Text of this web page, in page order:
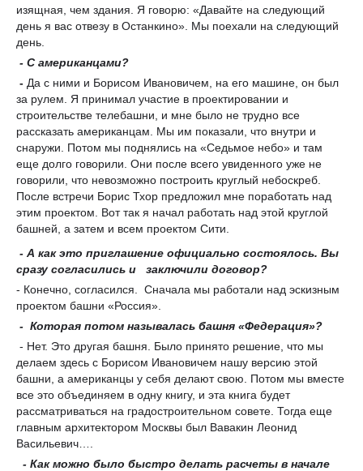
изящная, чем здания. Я говорю: «Давайте на следующий
день я вас отвезу в Останкино». Мы поехали на следующий
день.
- С американцами?
- Да с ними и Борисом Ивановичем, на его машине, он был
за рулем. Я принимал участие в проектировании и
строительстве телебашни, и мне было не трудно все
рассказать американцам. Мы им показали, что внутри и
снаружи. Потом мы поднялись на «Седьмое небо» и там
еще долго говорили. Они после всего увиденного уже не
говорили, что невозможно построить круглый небоскреб.
После встречи Борис Тхор предложил мне поработать над
этим проектом. Вот так я начал работать над этой круглой
башней, а затем и всем проектом Сити.
- А как это приглашение официально состоялось. Вы
сразу согласились и заключили договор?
- Конечно, согласился. Сначала мы работали над эскизным
проектом башни «Россия».
- Которая потом называлась башня «Федерация»?
- Нет. Это другая башня. Было принято решение, что мы
делаем здесь с Борисом Ивановичем нашу версию этой
башни, а американцы у себя делают свою. Потом мы вместе
все это объединяем в одну книгу, и эта книга будет
рассматриваться на градостроительном совете. Тогда еще
главным архитектором Москвы был Вавакин Леонид
Васильевич….
- Как можно было быстро делать расчеты в начале